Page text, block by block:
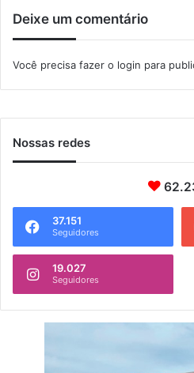
n
r
t
t
a
ã
m
I
Deixe um comentário
Você precisa fazer o login para
Nossas redes
37.151
Seguidores
19.027
Seguidores